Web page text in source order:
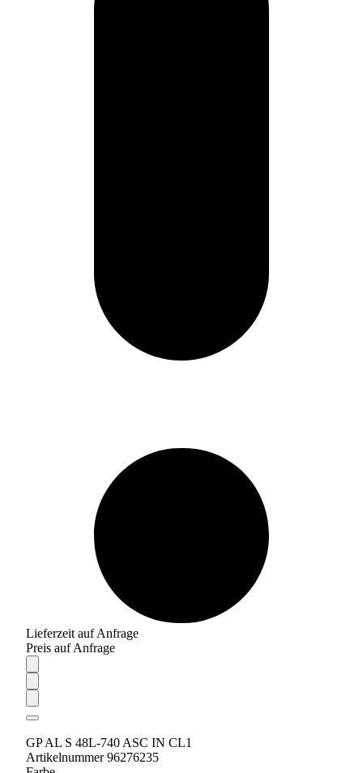
Lieferzeit auf Anfrage
Preis auf Anfrage
GP AL S 48L-740 ASC IN CL1
Artikelnummer 96276235